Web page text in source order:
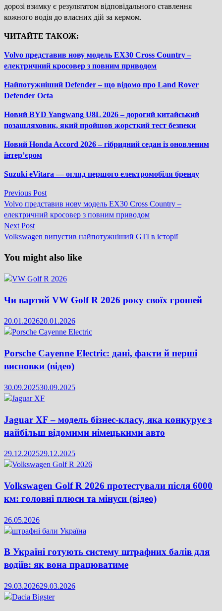
дорозі взимку є результатом відповідального ставлення
кожного водія до власних дій за кермом.
ЧИТАЙТЕ ТАКОЖ:
Volvo представив нову модель EX30 Cross Country –
електричний кросовер з повним приводом
Найпотужніший Defender – що відомо про Land Rover
Defender Octa
Новий BYD Yangwang U8L 2026 – дорогий китайський
позашляховик, який пройшов жорсткий тест безпеки
Новий Honda Accord 2026 – гібридний седан із оновленим
інтер’єром
Suzuki eVitara — огляд першого електромобіля бренду
Навігація
записів
Previous PostPrevious
post:
Volvo представив нову модель EX30 Cross Country –
електричний кросовер з повним приводом
Next PostNext
post:
Volkswagen випустив найпотужніший GTI в історії
You might also like
Чи вартий VW Golf R 2026 року своїх грошей
20.01.202620.01.2026
Porsche Cayenne Electric: дані, факти й перші
висновки (відео)
30.09.202530.09.2025
Jaguar XF – модель бізнес-класу, яка конкурує з
найбільш відомими німецькими авто
29.12.202529.12.2025
Volkswagen Golf R 2026 протестували після 6000
км: головні плюси та мінуси (відео)
26.05.2026
В Україні готують систему штрафних балів для
водіїв: як вона працюватиме
29.03.202629.03.2026